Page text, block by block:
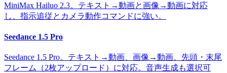
MiniMax Hailuo 2.3。テキスト→動画と画像→動画に対応
し、指示追従とカメラ動作コマンドに強い。
Seedance 1.5 Pro
Seedance 1.5 Pro。テキスト→動画、画像→動画、先頭・末尾
フレーム（2枚アップロード）に対応。音声生成も選択可